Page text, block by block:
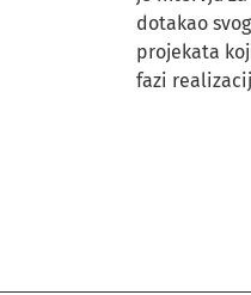
dotakao
projekata
fazi